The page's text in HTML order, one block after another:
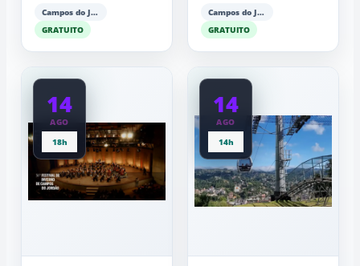
Campos do Jordão
GRATUITO
Campos do Jordão
GRATUITO
14
AGO
18h
14
AGO
14h